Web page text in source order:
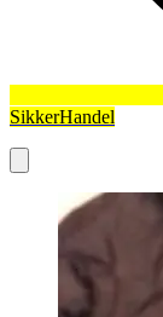
SikkerHandel